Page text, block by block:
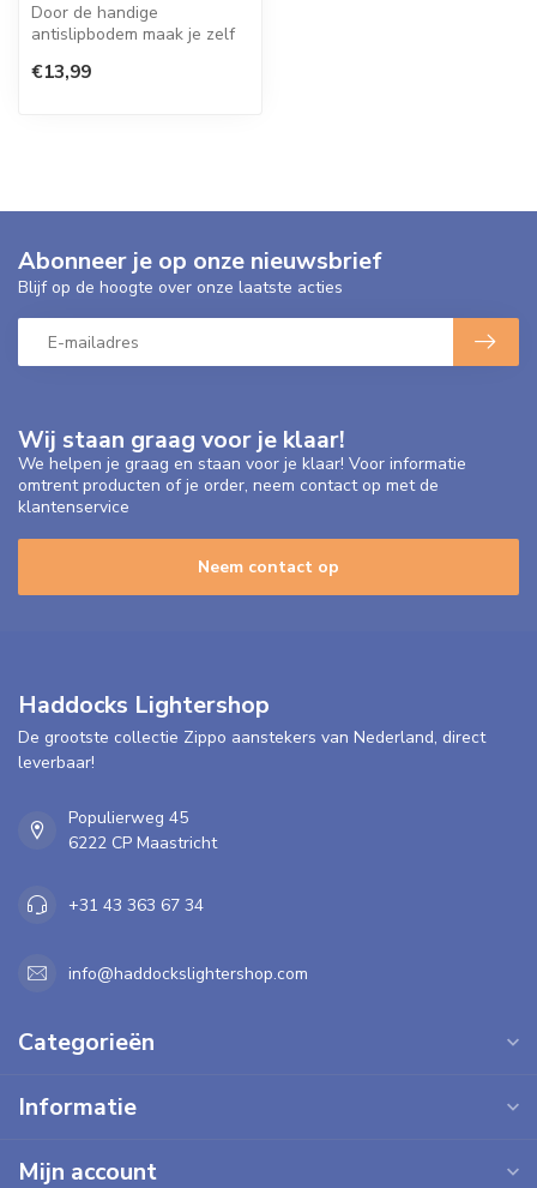
Door de handige
antislipbodem maak je zelf
eigen filt...
€13,99
Wij staan graag voor je klaar!
We helpen je graag en staan voor je klaar! Voor informatie
omtrent producten of je order, neem contact op met de
klantenservice
Neem contact op
Abonneer je op onze nieuwsbrief
Blijf op de hoogte over onze laatste acties
Haddocks Lightershop
De grootste collectie Zippo aanstekers van Nederland, direct
leverbaar!
Populierweg 45
6222 CP Maastricht
+31 43 363 67 34
info@haddockslightershop.com
Categorieën
Informatie
Mijn account